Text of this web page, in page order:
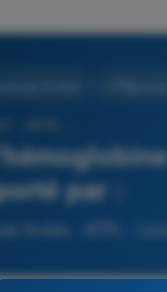
par :
limites - ATPL -